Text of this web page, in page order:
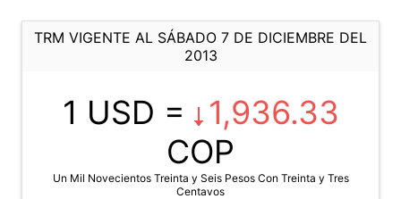
TRM VIGENTE AL SÁBADO 7 DE DICIEMBRE DEL
2013
1 USD =
1,936.33
COP
Un Mil Novecientos Treinta y Seis Pesos Con Treinta y Tres
Centavos